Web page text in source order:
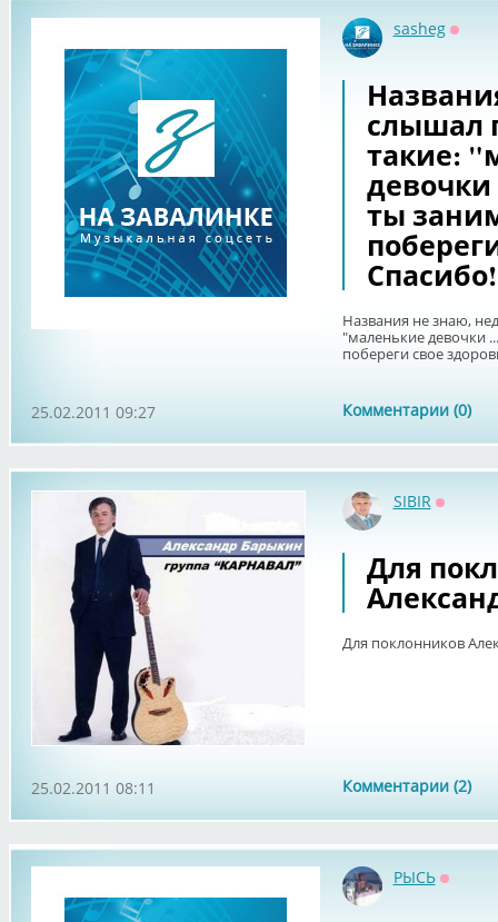
sasheg
слышал
такие:
ты
Спасибо!
Названия не знаю,
"маленькие девочки
побереги свое
Комментарии (0)
25.02.2011 09:27
SIBIR
Для
Для поклонников
Комментарии (2)
25.02.2011 08:11
РЫСЬ